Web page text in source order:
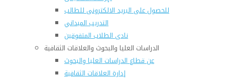
للحصول على البريد الالكترونى للطالب
التدريب الميداني
نادى الطلاب المتفوقين
الدراسات العليا والبحوث والعلاقات الثقافية
عن قطاع الدراسات العليا والبحوث
إدارة العلاقات الثقافية